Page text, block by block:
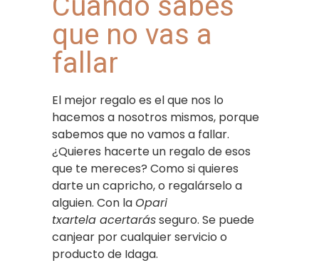
que no vas a
fallar
El mejor regalo es el que nos lo
hacemos a nosotros mismos, porque
sabemos que no vamos a fallar.
¿Quieres hacerte un regalo de esos
que te mereces? Como si quieres
darte un capricho, o regalárselo a
alguien. Con laOpari
txartela acertarásseguro. Se puede
canjear por cualquier servicio o
producto de Idaga.